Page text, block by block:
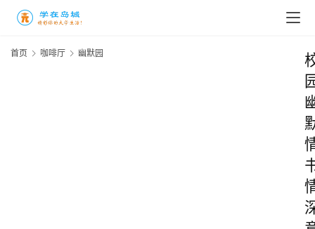
首页 咖啡厅 幽默园